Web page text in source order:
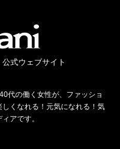
式ウェブサイト
代の働く女性が、ファッショ
くなれる！元気になれる！気
アです。